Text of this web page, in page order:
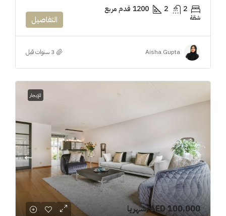
2
2
1200 قدم مربع
شقة التفاصيل
Aisha Gupta
للإيجار
AED 100,000/شهريا